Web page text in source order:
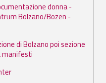
donna -
Bolzano/Bozen -
di Bolzano poi sezione
manifesti